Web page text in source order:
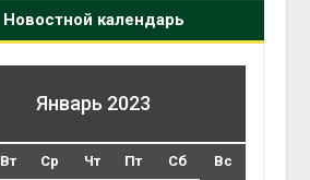
Новостной календарь
Январь 2023
Вт Ср Чт Пт Сб Вс